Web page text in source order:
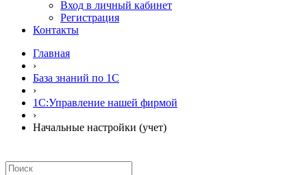
Вход в личный кабинет
Регистрация
Контакты
Главная
›
База знаний по 1С
›
1С:Управление нашей фирмой
›
Начальные настройки (учет)